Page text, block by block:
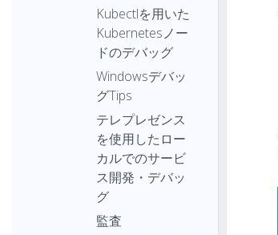
Kubectlを用いた
Kubernetesノー
ドのデバッグ
Windowsデバッ
グTips
テレプレゼンス
を使用したロー
カルでのサービ
ス開発・デバッ
グ
監査